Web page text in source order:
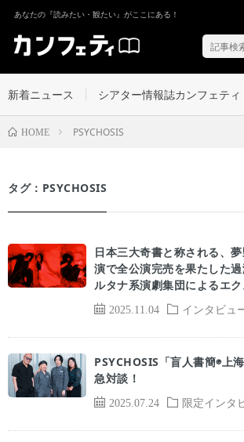
あなたの『読みたい・観たい』がここにある！
新着ニュース シアター情報誌カンフェティ
HOME PSYCHOSIS
タグ：PSYCHOSIS
2025.11.04 インタビュ
日本三大奇書と称される、
演で全公演完売を果たした
ルタナ系演劇集団によるエ
2025.07.24 限定インタ
PSYCHOSIS「盲人書簡◉上
急対談！